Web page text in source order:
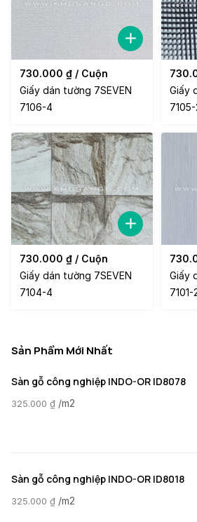
730.000 ₫ / Cuộn
Giấy dán tường 7SEVEN
7106-4
Giấy
7105-
730.000 ₫ / Cuộn
Giấy dán tường 7SEVEN
7104-4
Giấy
7101-
Sản Phẩm Mới Nhất
Sàn gỗ công nghiệp INDO-OR ID8078
325.000 ₫ /m2
Sàn gỗ công nghiệp INDO-OR ID8018
325.000 ₫ /m2